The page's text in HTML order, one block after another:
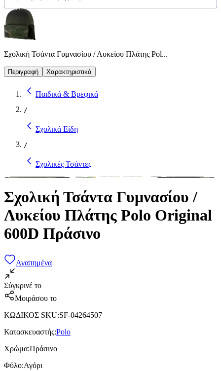
Σχολική Τσάντα Γυμνασίου / Λυκείου Πλάτης Pol...
Περιγραφή Χαρακτηριστικά
Παιδικά & Βρεφικά
/
Σχολικά Είδη
/
Σχολικές Τσάντες
Σχολική Τσάντα Γυμνασίου /
Λυκείου Πλάτης Polo Original
600D Πράσινο
Αγαπημένα
Σύγκρινέ το
Μοιράσου το
ΚΩΔΙΚΟΣ SKU:SF-04264507
Κατασκευαστής:Polo
Χρώμα:Πράσινο
Φύλο:Αγόρι